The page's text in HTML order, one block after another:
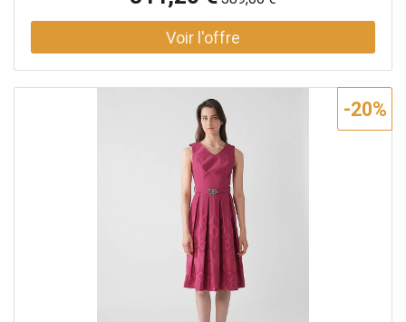
la couleur : Beere (Baie) Longueur : env. 70 cm Matière
haut : 51 % polyester, 49 % coton Matière jupe : 50 %
coton, 50 % polyester Doublure : 100 % coton
-20%